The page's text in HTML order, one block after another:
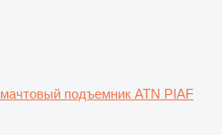
мачтовый подъемник ATN PIAF